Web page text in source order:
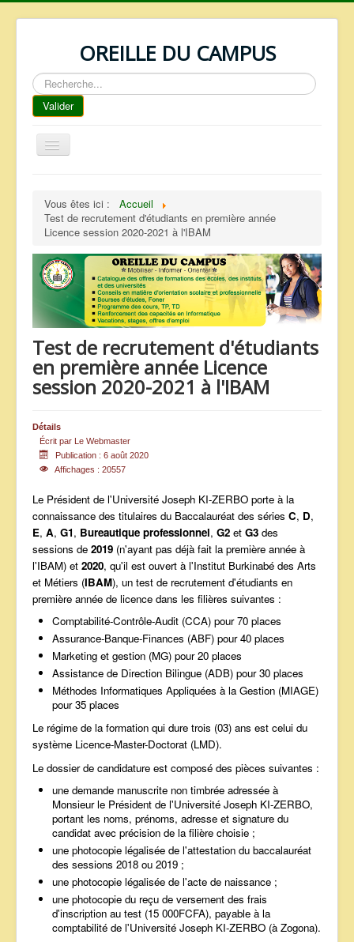
OREILLE DU CAMPUS
Rechercher
Valider
Basculer
la
REPERTOIRE
QUI SOMMES NOUS ?
NOS SERVICES
FAQ
CONTACTS
TELECHARGEMENTS
ANNONCES
Vous êtes ici :
Accueil
Test de recrutement d'étudiants en première année
Licence session 2020-2021 à l'IBAM
Test de recrutement d'étudiants
en première année Licence
session 2020-2021 à l'IBAM
Détails
Écrit par Le Webmaster
Publication : 6 août 2020
Affichages : 20557
Le Président de l'Université Joseph KI-ZERBO porte à la
connaissance des titulaires du Baccalauréat des séries C, D,
E, A, G1, Bureautique professionnel, G2 et G3 des
sessions de 2019 (n'ayant pas déjà fait la première année à
l'IBAM) et 2020, qu'il est ouvert à l'Institut Burkinabé des Arts
et Métiers (IBAM), un test de recrutement d'étudiants en
première année de licence dans les filières suivantes :
Comptabilité-Contrôle-Audit (CCA) pour 70 places
Assurance-Banque-Finances (ABF) pour 40 places
Marketing et gestion (MG) pour 20 places
Assistance de Direction Bilingue (ADB) pour 30 places
Méthodes Informatiques Appliquées à la Gestion (MIAGE)
pour 35 places
Le régime de la formation qui dure trois (03) ans est celui du
système Licence-Master-Doctorat (LMD).
Le dossier de candidature est composé des pièces suivantes :
une demande manuscrite non timbrée adressée à
Monsieur le Président de l'Université Joseph KI-ZERBO,
portant les noms, prénoms, adresse et signature du
candidat avec précision de la filière choisie ;
une photocopie légalisée de l'attestation du baccalauréat
des sessions 2018 ou 2019 ;
une photocopie légalisée de l'acte de naissance ;
une photocopie du reçu de versement des frais
d'inscription au test (15 000FCFA), payable à la
comptabilité de l'Université Joseph KI-ZERBO (à Zogona).